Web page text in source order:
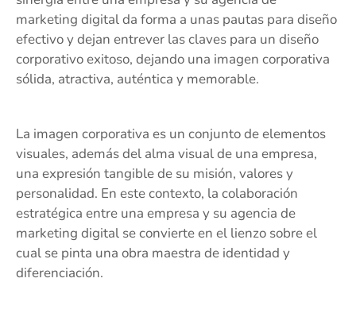
marketing digital da forma a unas pautas para diseño
efectivo y dejan entrever las claves para un diseño
corporativo exitoso, dejando una imagen corporativa
sólida, atractiva, auténtica y memorable.
La imagen corporativa es un conjunto de elementos
visuales, además del alma visual de una empresa,
una expresión tangible de su misión, valores y
personalidad. En este contexto, la colaboración
estratégica entre una empresa y su agencia de
marketing digital se convierte en el lienzo sobre el
cual se pinta una obra maestra de identidad y
diferenciación.